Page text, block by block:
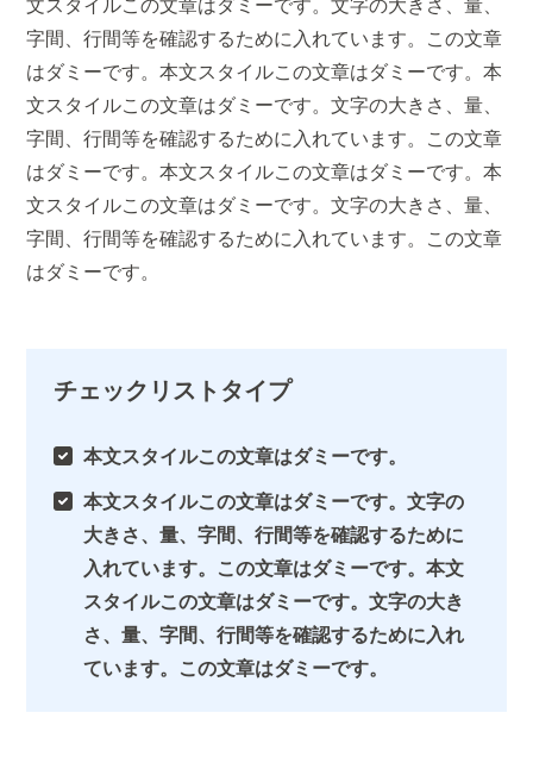
文スタイルこの文章はダミーです。文字の大きさ、量、
字間、行間等を確認するために入れています。この文章
はダミーです。本文スタイルこの文章はダミーです。本
文スタイルこの文章はダミーです。文字の大きさ、量、
字間、行間等を確認するために入れています。この文章
はダミーです。本文スタイルこの文章はダミーです。本
文スタイルこの文章はダミーです。文字の大きさ、量、
字間、行間等を確認するために入れています。この文章
はダミーです。
チェックリストタイプ
本文スタイルこの文章はダミーです。
本文スタイルこの文章はダミーです。文字の
大きさ、量、字間、行間等を確認するために
入れています。この文章はダミーです。本文
スタイルこの文章はダミーです。文字の大き
さ、量、字間、行間等を確認するために入れ
ています。この文章はダミーです。